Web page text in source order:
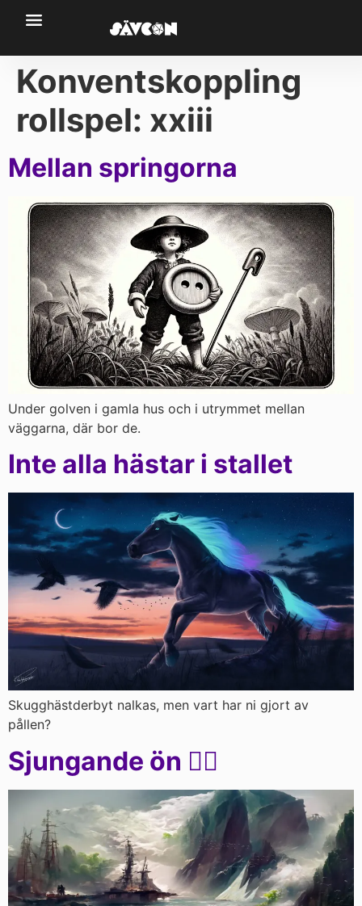
Konventskoppling
rollspel: xxiii
Mellan springorna
Under golven i gamla hus och i utrymmet mellan
väggarna, där bor de.
Inte alla hästar i stallet
Skugghästderbyt nalkas, men vart har ni gjort av
pållen?
Sjungande ön 🏴‍☠️